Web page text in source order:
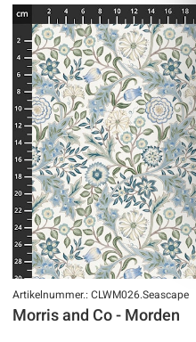
Artikelnummer.: CLWM026.Seascape
Morris and Co - Morden